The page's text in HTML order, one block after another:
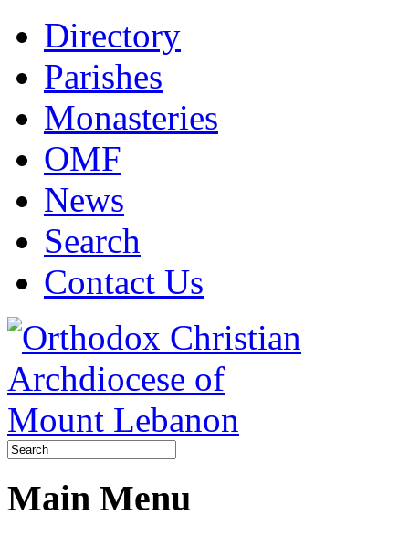
Directory
Parishes
Monasteries
OMF
News
Search
Contact Us
Main Menu